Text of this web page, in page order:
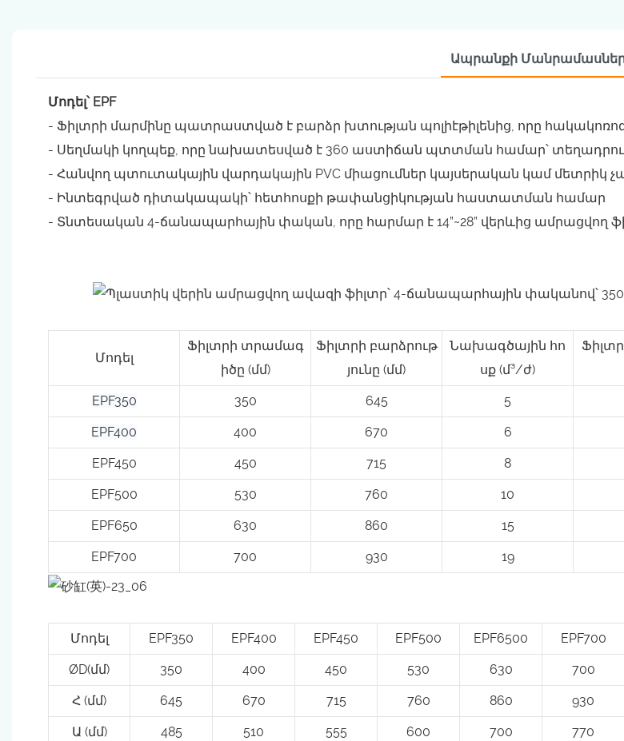
Ապրանքի
Մոդել՝ EPF
- Ֆիլտրի մարմինը պատրաստված է բարձր խտության պոլիէթիլենից, որը
- Սեղմակի կողպեք, որը նախատեսված է 360 աստիճան պտտման համար՝
- Հանվող պտուտակային վարդակային PVC միացումներ կայսերական կամ մետրիկ
- Ինտեգրված դիտակապակի՝ հետհոսքի թափանցիկության հաստատման համար
- Տնտեսական 4-ճանապարհային փական, որը հարմար է 14”~28” վերևից ամրացվող
Մոդել
Ֆիլտրի տրամագ
իծը (մմ)
Ֆիլտրի բարձրութ
յունը (մմ)
Նախագծային հո
սք (մ³/ժ)
EPF350 350 645 5
EPF400 400 670 6
EPF450 450 715 8
EPF500 530 760 10
EPF650 630 860 15
EPF700 700 930 19
Մոդել EPF350 EPF400 EPF450 EPF500 EPF6500 EPF700
ØD(մմ) 350 400 450 530 630 700
Հ (մմ) 645 670 715 760 860 930
Ա (մմ) 485 510 555 600 700 770